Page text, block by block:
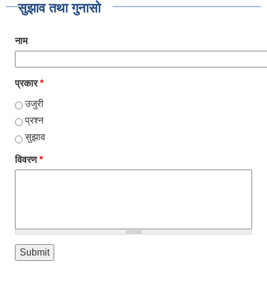
सुझाव तथा गुनासो
नाम
प्रकार*
उजुरी
प्रश्न
सुझाव
विवरण*